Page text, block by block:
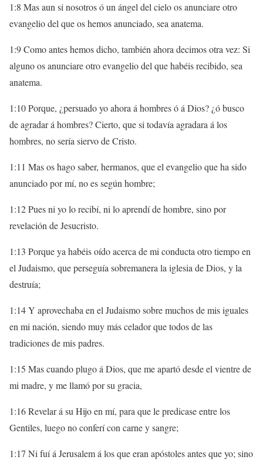
1:8 Mas aun si nosotros ó un ángel del cielo os anunciare otro
evangelio del que os hemos anunciado, sea anatema.
1:9 Como antes hemos dicho, también ahora decimos otra vez: Si
alguno os anunciare otro evangelio del que habéis recibido, sea
anatema.
1:10 Porque, ¿persuado yo ahora á hombres ó á Dios? ¿ó busco
de agradar á hombres? Cierto, que si todavía agradara á los
hombres, no sería siervo de Cristo.
1:11 Mas os hago saber, hermanos, que el evangelio que ha sido
anunciado por mí, no es según hombre;
1:12 Pues ni yo lo recibí, ni lo aprendí de hombre, sino por
revelación de Jesucristo.
1:13 Porque ya habéis oído acerca de mi conducta otro tiempo en
el Judaismo, que perseguía sobremanera la iglesia de Dios, y la
destruía;
1:14 Y aprovechaba en el Judaismo sobre muchos de mis iguales
en mi nación, siendo muy más celador que todos de las
tradiciones de mis padres.
1:15 Mas cuando plugo á Dios, que me apartó desde el vientre de
mi madre, y me llamó por su gracia,
1:16 Revelar á su Hijo en mí, para que le predicase entre los
Gentiles, luego no conferí con carne y sangre;
1:17 Ni fuí á Jerusalem á los que eran apóstoles antes que yo; sino